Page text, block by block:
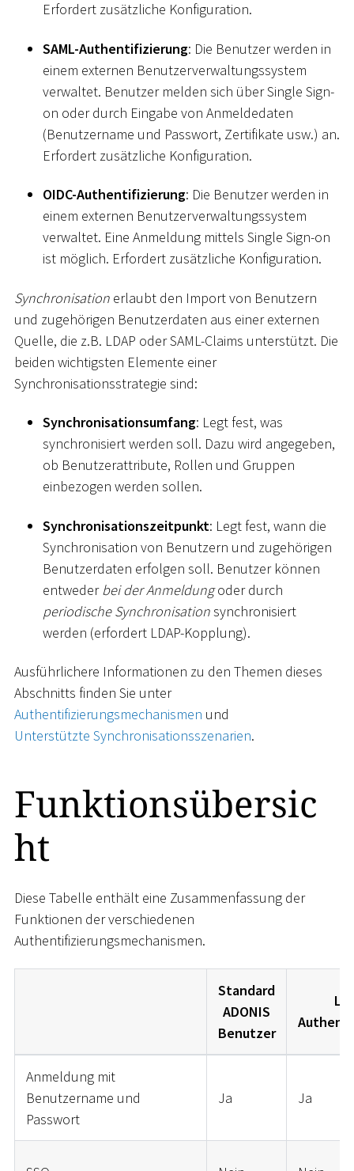
Erfordert zusätzliche Konfiguration.
SAML-Authentifizierung: Die Benutzer werden in
einem externen Benutzerverwaltungssystem
verwaltet. Benutzer melden sich über Single Sign-
on oder durch Eingabe von Anmeldedaten
(Benutzername und Passwort, Zertifikate usw.) an.
Erfordert zusätzliche Konfiguration.
OIDC-Authentifizierung: Die Benutzer werden in
einem externen Benutzerverwaltungssystem
verwaltet. Eine Anmeldung mittels Single Sign-on
ist möglich. Erfordert zusätzliche Konfiguration.
Synchronisation erlaubt den Import von Benutzern
und zugehörigen Benutzerdaten aus einer externen
Quelle, die z.B. LDAP oder SAML-Claims unterstützt. Die
beiden wichtigsten Elemente einer
Synchronisationsstrategie sind:
Synchronisationsumfang: Legt fest, was
synchronisiert werden soll. Dazu wird angegeben,
ob Benutzerattribute, Rollen und Gruppen
einbezogen werden sollen.
Synchronisationszeitpunkt: Legt fest, wann die
Synchronisation von Benutzern und zugehörigen
Benutzerdaten erfolgen soll. Benutzer können
entwederbei der Anmeldungoder durch
periodische Synchronisationsynchronisiert
werden (erfordert LDAP-Kopplung).
Ausführlichere Informationen zu den Themen dieses
Abschnitts finden Sie unter
Authentifizierungsmechanismen und
Unterstützte Synchronisationsszenarien.
Funktionsübersic
ht
Diese Tabelle enthält eine Zusammenfassung der
Funktionen der verschiedenen
Authentifizierungsmechanismen.
Standard
ADONIS
Benutzer
Anmeldung mit
Benutzername und
Passwort
Ja Ja